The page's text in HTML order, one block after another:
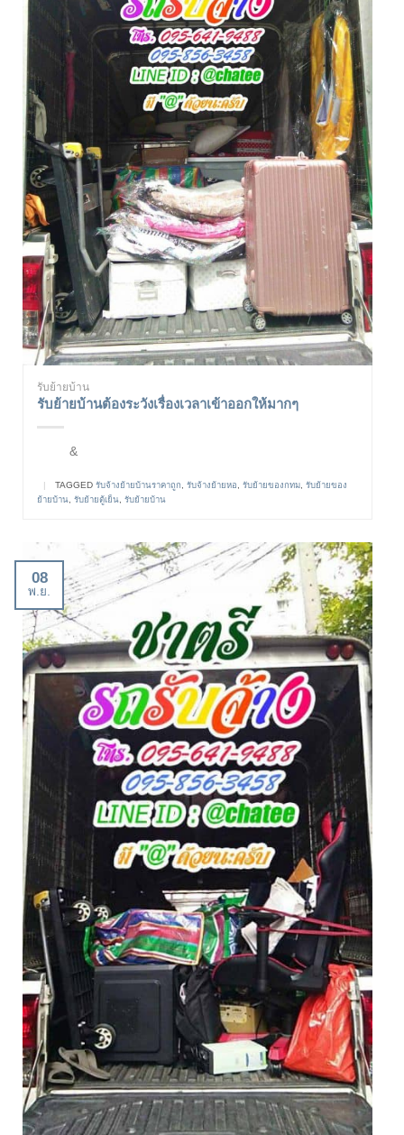
รับย้ายบ้าน
รับย้ายบ้านต้องระวังเรื่องเวลาเข้าออกให้มากๆ
&
| TAGGED รับจ้างย้ายบ้านราคาถูก, รับจ้างย้ายหอ, รับย้ายของกทม, รับย้ายของ
ย้ายบ้าน, รับย้ายตู้เย็น, รับย้ายบ้าน
08
พ.ย.